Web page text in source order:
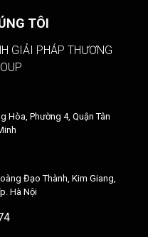
TÔI
GIẢI PHÁP THƯƠNG
Hòa, Phường 4, Quận Tân
Đạo Thành, Kim Giang,
Hà Nội